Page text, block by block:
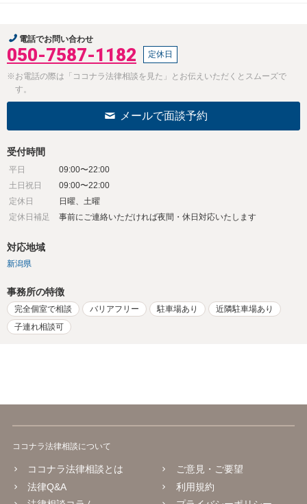
電話でお問い合わせ
050-7587-1182 定休日
※お電話の際は「ココナラ法律相談を見た」とお伝えいただくとスムーズで
す。
メールで面談予約
受付時間
平日
09:00〜22:00
土日祝日
09:00〜22:00
定休日
日曜、土曜
定休日補足
事前にご連絡いただければ夜間・休日対応いたします
対応地域
新潟県
事務所の特徴
完全個室で相談 バリアフリー 駐車場あり
近隣駐車場あり
子連れ相談可
ココナラ法律相談について
ココナラ法律相談とは
法律Q&A
ご意見・ご要望
利用規約